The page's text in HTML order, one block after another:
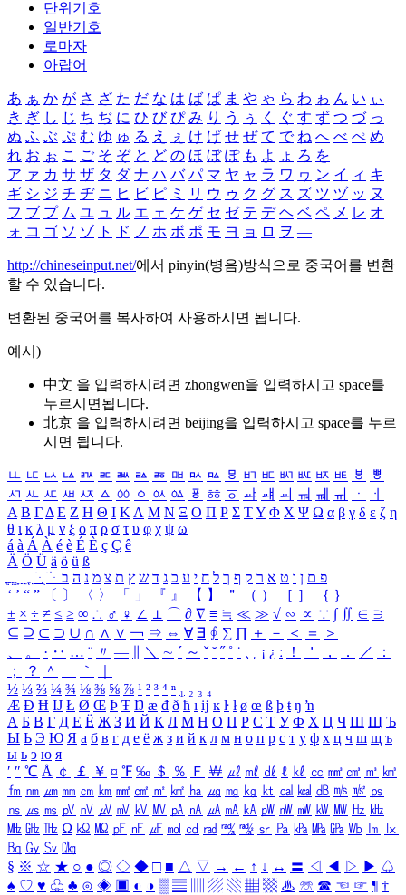
단위기호
일반기호
로마자
아랍어
あ ぁ か が さ ざ た だ な は ば ぱ ま や ゃ ら わ ゎ ん い ぃ
き ぎ し じ ち ぢ に ひ び ぴ み り う ぅ く ぐ す ず つ づ っ
ぬ ふ ぶ ぷ む ゆ ゅ る え ぇ け げ せ ぜ て で ね へ べ ぺ め
れ お ぉ こ ご そ ぞ と ど の ほ ぼ ぽ も よ ょ ろ を
ア ァ カ サ ザ タ ダ ナ ハ バ パ マ ヤ ャ ラ ワ ヮ ン イ ィ キ
ギ シ ジ チ ヂ ニ ヒ ビ ピ ミ リ ウ ゥ ク グ ス ズ ツ ヅ ッ ヌ
フ ブ プ ム ユ ュ ル エ ェ ケ ゲ セ ゼ テ デ ヘ ベ ペ メ レ オ
ォ コ ゴ ソ ゾ ト ド ノ ホ ボ ポ モ ヨ ョ ロ ヲ ―
http://chineseinput.net/에서 pinyin(병음)방식으로 중국어를 변환
할 수 있습니다.
변환된 중국어를 복사하여 사용하시면 됩니다.
예시)
中文 을 입력하시려면 zhongwen을 입력하시고 space를
누르시면됩니다.
北京 을 입력하시려면 beijing을 입력하시고 space를 누르
시면 됩니다.
ㅥ ㅦ ㅧ ㅨ ㅩ ㅪ ㅫ ㅬ ㅭ ㅮ ㅯ ㅰ ㅱ ㅲ ㅳ ㅴ ㅵ ㅶ ㅷ ㅸ
ㅹ
ㅺ ㅻ ㅼ ㅽ ㅾ ㅿ ㆀ ㆁ ㆂ ㆃ ㆄ ㆅ ㆆ ㆇ ㆈ ㆉ ㆊ ㆋ ㆌ ㆍ
ㆎ
Α Β ΓΔ Ε Ζ Η Θ Ι ΚΛ Μ Ν Ξ Ο Π Ρ Σ ΤΥ Φ Χ Ψ Ω α β γ δ ε ζ η
θ ι κ λ μ ν ξ ο π ρ σ τ υ φ χ ψ ω
á à Á À é è É È ç Ç ê
Ä Ö Ü ä ö ü ß
ִֶֹ ֻּ ׁׂ פ ם ן ו ט א ר ק ף ך ל ח י ע כ ג ד ש ץ ת צ מ נ ה ב
‘ ’ “ ” 〔 〕 〈 〉 「 」 『 』 【 】 ＂ （ ） ［ ］ ｛ ｝
± × ÷ ≠ ≤ ≥ ∞ ∴ ♂ ♀ ∠ ⊥ ⌒ ∂ ∇ ≡ ≒ ≪ ≫ √ ∽ ∝ ∵ ∫ ∬ ∈ ∋
⊆ ⊇ ⊂ ⊃ ∪ ∩ ∧ ∨ ￢ ⇒ ⇔ ∀ ∃ ∮ ∑ ∏ ＋ － ＜ ＝
＞
、
。 · ‥ … ¨ 〃 ― ＼ ∼ ´ ～ ˇ ˘ ˝ ˚ ˙ ¸ ¡ ¿ ː ！ ＇ ， ． ／
：
；
？ ＾ ｀
½ ⅓ ⅔ ¼ ¾ ⅛ ⅜ ⅝ ⅞ ¹ ² ³ ⁴ ⁿ ₁ ₂ ₃ ₄
Æ Ð Ħ Ĳ Ł Ø Œ Þ Ŧ Ŋ æ đ ð ħ ı ĳ ĸ ŀ ł ø œ ß þ ŧ ŋ ŉ
А Б В Г Д Е Ё Ж З И Й К Л М Н О П Р С Т У Ф Х Ц Ч Ш Щ Ъ
Ы Ь Э Ю Я а б в г д е ё ж з и й к л м н о п р с т у ф х ц ч ш щ ъ
ы ь э ю я
′ ″ ℃ Å ￠ ￡ ￥ ¤ ℉ ‰ ＄ ％ Ｆ ￦ ㎕ ㎖ ㎗ ℓ ㎘ ㏄ ㎣ ㎤ ㎥ ㎦
㎙ ㎚ ㎛ ㎜ ㎝ ㎞ ㎟ ㎠ ㎡ ㎢ ㏊ ㎍ ㎎ ㎏ ㏏ ㎈ ㎉ ㏈ ㎧ ㎨ ㎰
㎱ ㎲ ㎳ ㎴ ㎵ ㎶ ㎷ ㎸ ㎹ ㎀ ㎁ ㎂ ㎃ ㎄ ㎺ ㎻ ㎽ ㎾ ㎿ ㎐ ㎑
㎒ ㎓ ㎔ Ω ㏀ ㏁ ㎊ ㎋ ㎌ ㏖ ㏅ ㎭ ㎮ ㎯ ㏛ ㎩ ㎪ ㎫ ㎬ ㏝ ㏐
㏓
㏃ ㏉ ㏜ ㏆
§ ※ ☆ ★ ○ ● ◎ ◇ ◆ □ ■ △ ▽ → ← ↑ ↓ ↔ 〓 ◁ ◀ ▷ ▶ ♤
♠ ♡ ♥ ♧ ♣ ⊙ ◈ ▣ ◐ ◑ ▒ ▤ ▨ ▧ ▦ ▩ ♨ ☏ ☎ ☜ ☞ ¶ †